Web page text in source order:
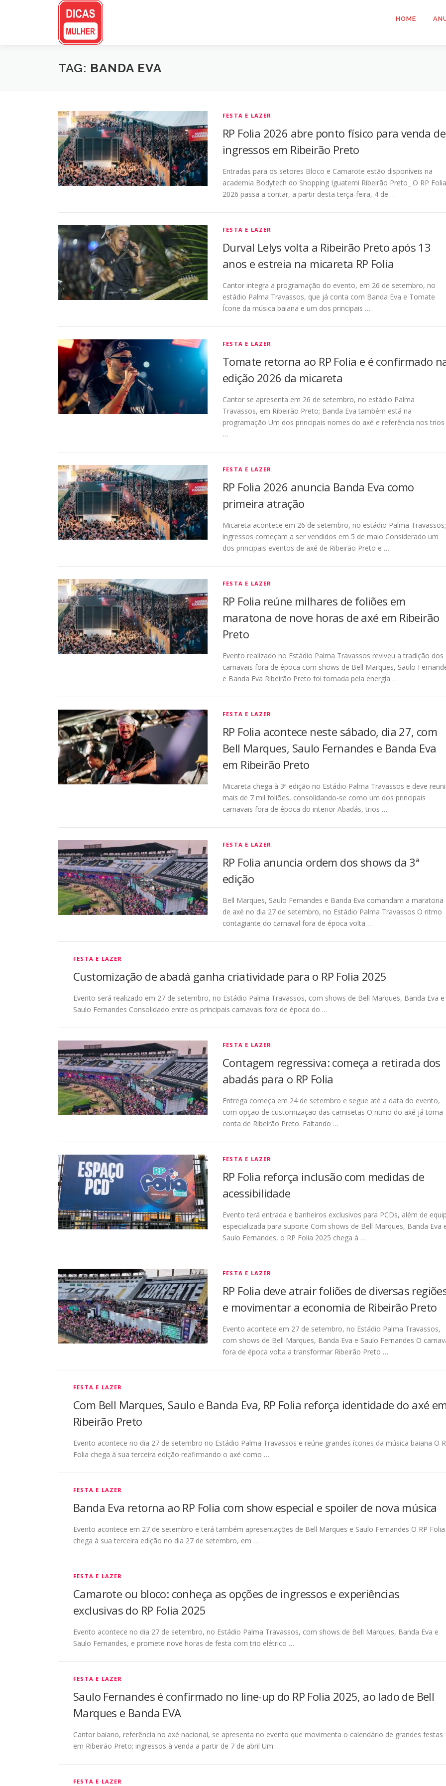
HOME
TAG: BANDA EVA
FESTA E LAZER
RP Folia 2026 abre ponto físico para venda de
ingressos em Ribeirão Preto
Entradas para os setores Bloco e Camarote estão disponíveis na
academia Bodytech do Shopping Iguatemi Ribeirão Preto_ O RP Folia
2026 passa a contar, a partir desta terça-feira, 4 de …
FESTA E LAZER
Durval Lelys volta a Ribeirão Preto após 13
anos e estreia na micareta RP Folia
Cantor integra a programação do evento, em 26 de setembro, no
estádio Palma Travassos, que já conta com Banda Eva e Tomate
Ícone da música baiana e um dos principais …
FESTA E LAZER
Tomate retorna ao RP Folia e é confirmado
edição 2026 da micareta
Cantor se apresenta em 26 de setembro, no estádio Palma
Travassos, em Ribeirão Preto; Banda Eva também está na
programação Um dos principais nomes do axé e referência nos trios
…
FESTA E LAZER
RP Folia 2026 anuncia Banda Eva como
primeira atração
Micareta acontece em 26 de setembro, no estádio Palma Travassos;
ingressos começam a ser vendidos em 5 de maio Considerado um
dos principais eventos de axé de Ribeirão Preto e …
FESTA E LAZER
RP Folia reúne milhares de foliões em
maratona de nove horas de axé em Ribeirão
Preto
Evento realizado no Estádio Palma Travassos reviveu a tradição dos
carnavais fora de época com shows de Bell Marques, Saulo
e Banda Eva Ribeirão Preto foi tomada pela energia …
FESTA E LAZER
RP Folia acontece neste sábado, dia 27, com
Bell Marques, Saulo Fernandes e Banda Eva
em Ribeirão Preto
Micareta chega à 3ª edição no Estádio Palma Travassos e deve
mais de 7 mil foliões, consolidando-se como um dos principais
carnavais fora de época do interior Abadás, trios …
FESTA E LAZER
RP Folia anuncia ordem dos shows da 3ª
edição
Bell Marques, Saulo Fernandes e Banda Eva comandam a maratona
de axé no dia 27 de setembro, no Estádio Palma Travassos O ritmo
contagiante do carnaval fora de época volta …
FESTA E LAZER
Customização de abadá ganha criatividade para o RP Folia 2025
Evento será realizado em 27 de setembro, no Estádio Palma Travassos, com shows de Bell Marques, Banda Eva e
Saulo Fernandes Consolidado entre os principais carnavais fora de época do …
FESTA E LAZER
Contagem regressiva: começa a retirada dos
abadás para o RP Folia
Entrega começa em 24 de setembro e segue até a data do evento,
com opção de customização das camisetas O ritmo do axé já toma
conta de Ribeirão Preto. Faltando …
FESTA E LAZER
RP Folia reforça inclusão com medidas de
acessibilidade
Evento terá entrada e banheiros exclusivos para PCDs, além de
especializada para suporte Com shows de Bell Marques, Banda Eva
Saulo Fernandes, o RP Folia 2025 chega à …
FESTA E LAZER
RP Folia deve atrair foliões de diversas
e movimentar a economia de Ribeirão Preto
Evento acontece em 27 de setembro, no Estádio Palma Travassos,
com shows de Bell Marques, Banda Eva e Saulo Fernandes O
fora de época volta a transformar Ribeirão Preto …
FESTA E LAZER
Com Bell Marques, Saulo e Banda Eva, RP Folia reforça identidade do axé
Ribeirão Preto
Evento acontece no dia 27 de setembro no Estádio Palma Travassos e reúne grandes ícones da música baiana O
Folia chega à sua terceira edição reafirmando o axé como …
FESTA E LAZER
Banda Eva retorna ao RP Folia com show especial e spoiler de nova música
Evento acontece em 27 de setembro e terá também apresentações de Bell Marques e Saulo Fernandes O RP Folia
chega à sua terceira edição no dia 27 de setembro, em …
FESTA E LAZER
Camarote ou bloco: conheça as opções de ingressos e experiências
exclusivas do RP Folia 2025
Evento acontece no dia 27 de setembro, no Estádio Palma Travassos, com shows de Bell Marques, Banda Eva e
Saulo Fernandes, e promete nove horas de festa com trio elétrico …
FESTA E LAZER
Saulo Fernandes é confirmado no line-up do RP Folia 2025, ao lado de Bell
Marques e Banda EVA
Cantor baiano, referência no axé nacional, se apresenta no evento que movimenta o calendário de grandes festas
em Ribeirão Preto; ingressos à venda a partir de 7 de abril Um …
FESTA E LAZER